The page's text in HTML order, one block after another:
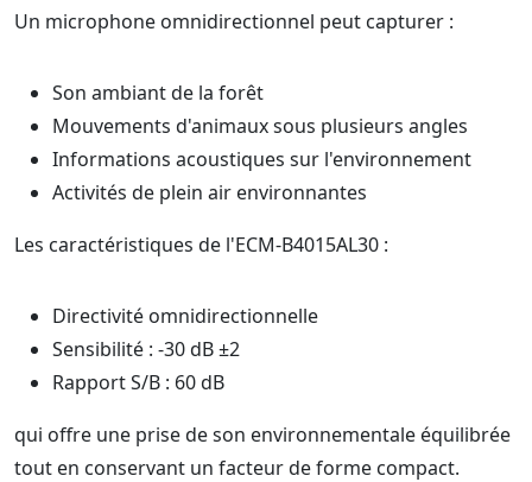
Un microphone omnidirectionnel peut capturer :
Son ambiant de la forêt
Mouvements d'animaux sous plusieurs angles
Informations acoustiques sur l'environnement
Activités de plein air environnantes
Les caractéristiques de l'ECM-B4015AL30 :
Directivité omnidirectionnelle
Sensibilité : -30 dB ±2
Rapport S/B : 60 dB
qui offre une prise de son environnementale équilibrée
tout en conservant un facteur de forme compact.